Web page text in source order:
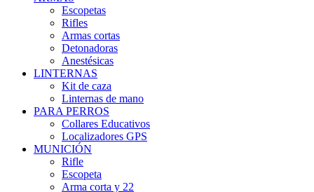
Escopetas
Rifles
Armas cortas
Detonadoras
Anestésicas
LINTERNAS
Kit de caza
Linternas de mano
PARA PERROS
Collares Educativos
Localizadores GPS
MUNICIÓN
Rifle
Escopeta
Arma corta y 22